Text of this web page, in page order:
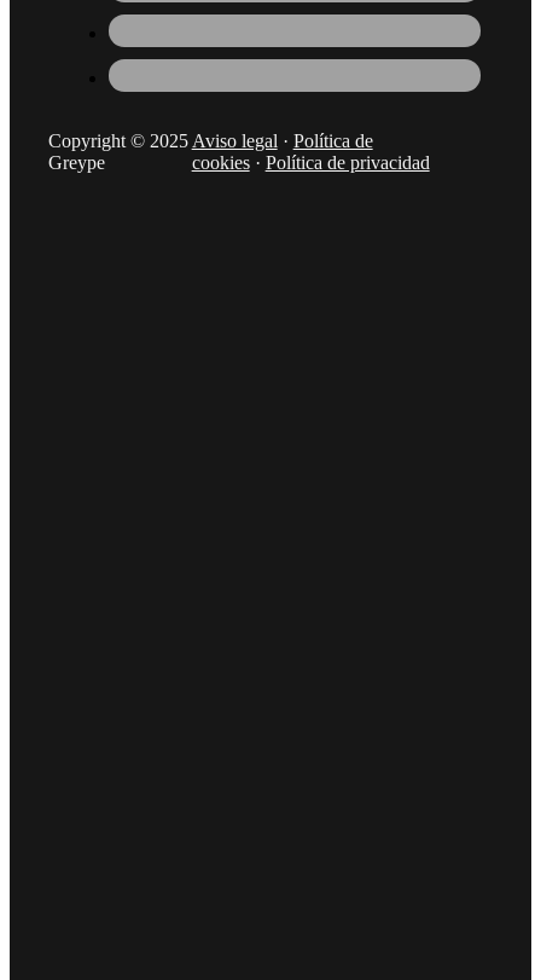
Copyright © 2025
Greype
Aviso legal · Política de
cookies· Política de privacidad